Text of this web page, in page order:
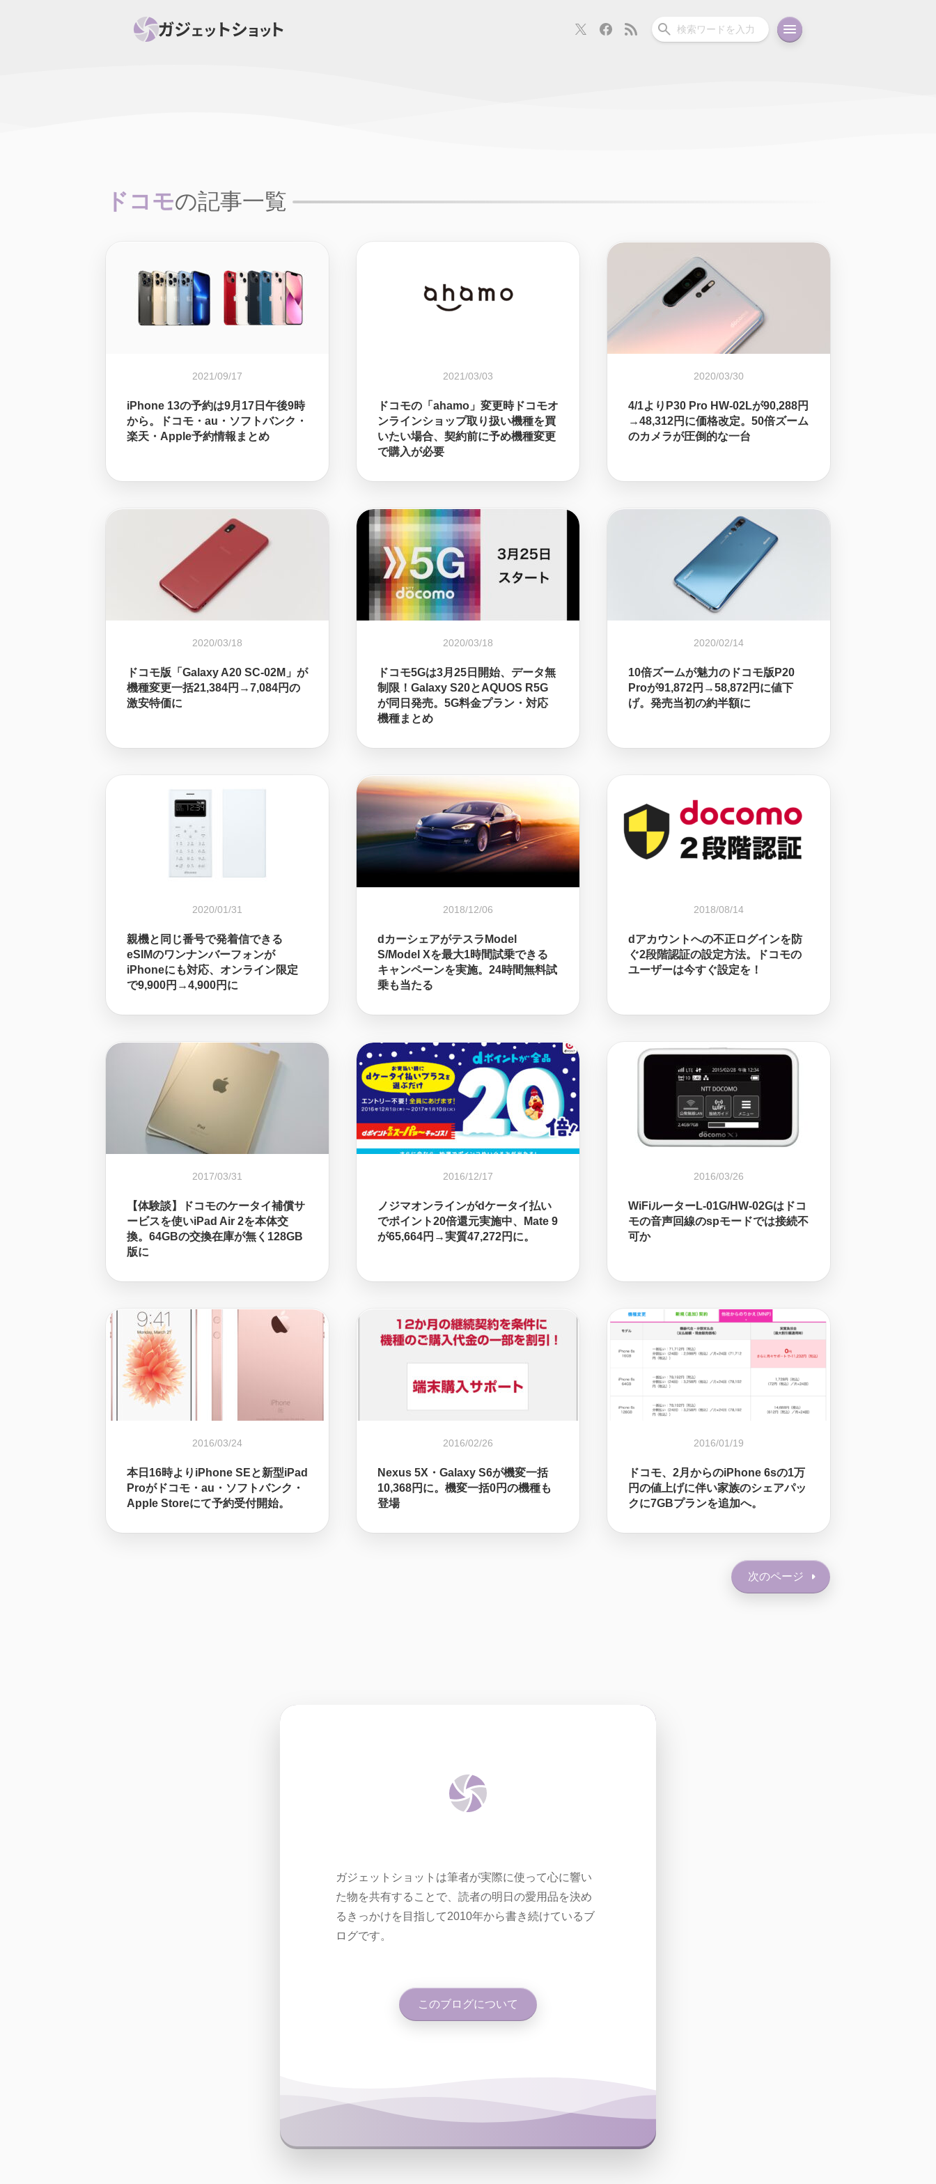
ドコモの記事一覧
2021/09/17
iPhone 13の予約は9月17日午後9時
から。ドコモ・au・ソフトバンク・
楽天・Apple予約情報まとめ
2021/03/03
ドコモの「ahamo」変更時ドコモオ
ンラインショップ取り扱い機種を買
いたい場合、契約前に予め機種変更
で購入が必要
2020/03/30
4/1よりP30 Pro HW-02Lが90,288円
→48,312円に価格改定。50倍ズーム
のカメラが圧倒的な一台
2020/03/18
ドコモ版「Galaxy A20 SC-02M」が
機種変更一括21,384円→7,084円の
激安特価に
2020/03/18
ドコモ5Gは3月25日開始、データ無
制限！Galaxy S20とAQUOS R5G
が同日発売。5G料金プラン・対応
機種まとめ
2020/02/14
10倍ズームが魅力のドコモ版P20
Proが91,872円→58,872円に値下
げ。発売当初の約半額に
2020/01/31
親機と同じ番号で発着信できる
eSIMのワンナンバーフォンが
iPhoneにも対応、オンライン限定
で9,900円→4,900円に
2018/12/06
dカーシェアがテスラModel
S/Model Xを最大1時間試乗できる
キャンペーンを実施。24時間無料試
乗も当たる
2018/08/14
dアカウントへの不正ログインを防
ぐ2段階認証の設定方法。ドコモの
ユーザーは今すぐ設定を！
2017/03/31
【体験談】ドコモのケータイ補償サ
ービスを使いiPad Air 2を本体交
換。64GBの交換在庫が無く128GB
版に
2016/12/17
ノジマオンラインがdケータイ払い
でポイント20倍還元実施中、Mate 9
が65,664円→実質47,272円に。
2016/03/26
WiFiルーターL-01G/HW-02Gはドコ
モの音声回線のspモードでは接続不
可か
2016/03/24
本日16時よりiPhone SEと新型iPad
Proがドコモ・au・ソフトバンク・
Apple Storeにて予約受付開始。
2016/02/26
Nexus 5X・Galaxy S6が機変一括
10,368円に。機変一括0円の機種も
登場
2016/01/19
ドコモ、2月からのiPhone 6sの1万
円の値上げに伴い家族のシェアパッ
クに7GBプランを追加へ。
次のページ
ガジェットショットは筆者が実際に使って心に響い
た物を共有することで、読者の明日の愛用品を決め
るきっかけを目指して2010年から書き続けているブ
ログです。
このブログについて